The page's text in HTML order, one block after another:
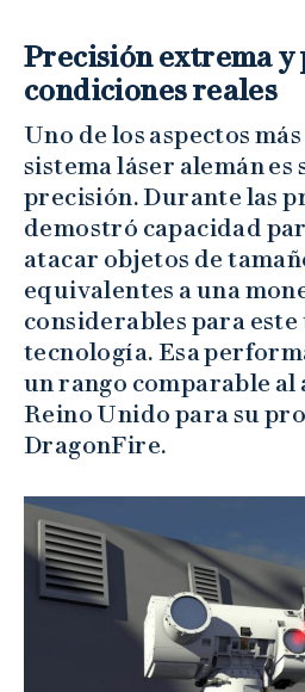
Precisión extrema y
condiciones reales
Uno de los aspectos
sistema láser alemán es
precisión. Durante las
demostró capacidad
atacar objetos de
equivalentes a una
considerables para este
tecnología. Esa
un rango comparable
Reino Unido para su
DragonFire.